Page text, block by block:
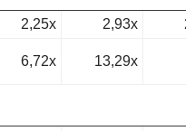
2,25x 2,93x
6,72x 13,29x